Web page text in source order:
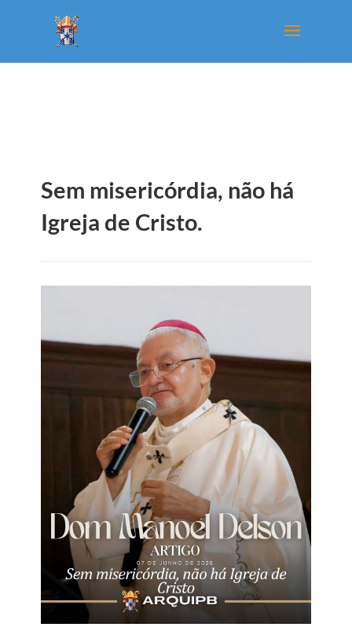
Sem misericórdia, não há
Igreja de Cristo.